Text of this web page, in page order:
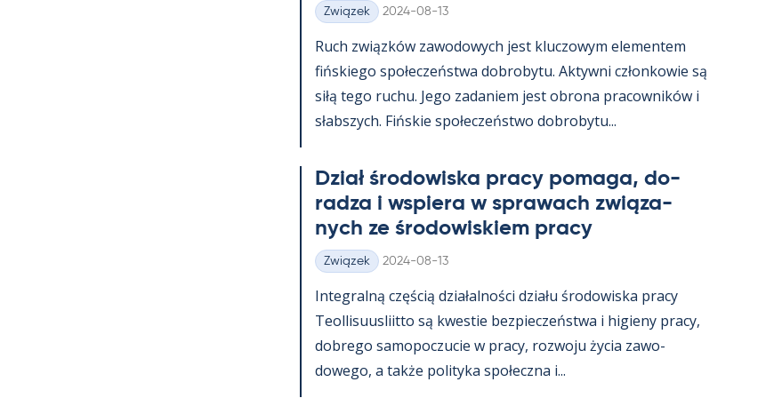
Kategorie
Związek Kirjoitettu
2024-08-13
Ruch związków zawo­dowych jest kluczowym ele­men­tem
fińs­kiego społeczeństwa do­bro­bytu. Ak­tywni człon­kowie są
siłą tego ruchu. Jego za­da­niem jest obrona pracow­ników i
słabszych. Fińs­kie społeczeństwo do­bro­bytu...
Dział śro­dowiska pracy po­maga, do­
radza i ws­piera w sprawach związa­
nych ze śro­dowis­kiem pracy
Kategorie
Związek Kirjoitettu
2024-08-13
In­te­gralną częścią działal­ności działu śro­dowiska pracy
Teol­li­suus­liitto są kwes­tie bez­pieczeństwa i hi­gieny pracy,
dobrego sa­mo­poczucie w pracy, rozwoju życia zawo­
dowego, a także po­li­tyka społeczna i...